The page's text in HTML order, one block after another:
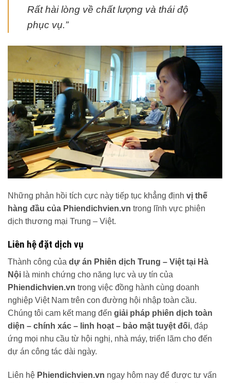
Rất hài lòng về chất lượng và thái độ
phục vụ.”
Những phản hồi tích cực này tiếp tục khẳng định vị thế
hàng đầu của Phiendichvien.vn trong lĩnh vực phiên
dịch thương mại Trung – Việt.
Liên hệ đặt dịch vụ
Thành công của dự án Phiên dịch Trung – Việt tại Hà
Nội là minh chứng cho năng lực và uy tín của
Phiendichvien.vn trong việc đồng hành cùng doanh
nghiệp Việt Nam trên con đường hội nhập toàn cầu.
Chúng tôi cam kết mang đến giải pháp phiên dịch toàn
diện – chính xác – linh hoạt – bảo mật tuyệt đối, đáp
ứng mọi nhu cầu từ hội nghị, nhà máy, triển lãm cho đến
dự án công tác dài ngày.
Liên hệ Phiendichvien.vn ngay hôm nay để được tư vấn